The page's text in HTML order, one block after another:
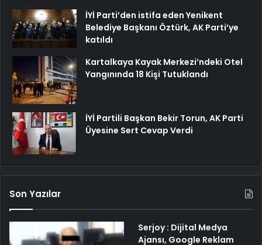
İYİ Parti’den istifa eden Yenikent
Belediye Başkanı Öztürk, AK Parti’ye
katıldı
Kartalkaya Kayak Merkezi’ndeki Otel
Yangınında 18 Kişi Tutuklandı
İYİ Partili Başkan Bekir Torun, AK Parti
Üyesine Sert Cevap Verdi
Son Yazılar
Serjoy : Dijital Medya
Ajansı, Google Reklam